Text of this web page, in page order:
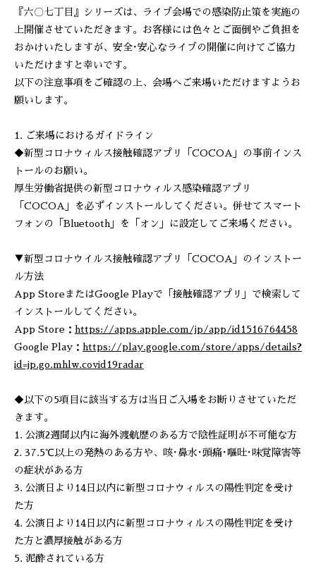
『六〇七丁目』シリーズは、ライブ会場での感染防止策を実施の
上開催させていただきます。お客様には色々とご面倒やご負担を
おかけいたしますが、安全･安心なライブの開催に向けてご協力
いただけますと幸いです。
以下の注意事項をご確認の上、会場へご来場いただけますようお
願いします。
1. ご来場におけるガイドライン
◆新型コロナウィルス接触確認アプリ「COCOA」の事前インス
トールのお願い。
厚生労働省提供の新型コロナウィルス感染確認アプリ
「COCOA」を必ずインストールしてください。併せてスマート
フォンの「Bluetooth」を「オン」に設定してご来場ください。
▼新型コロナウイルス接触確認アプリ「COCOA」のインストー
ル方法
App StoreまたはGoogle Playで「接触確認アプリ」で検索して
インストールしてください。
App Store： https://apps.apple.com/jp/app/id1516764458
Google Play： https://play.google.com/store/apps/details?
id=jp.go.mhlw.covid19radar
◆以下の5項目に該当する方は当日ご入場をお断りさせていただ
きます。
1. 公演2週間以内に海外渡航歴のある方で陰性証明が不可能な方
2. 37.5℃以上の発熱のある方や、咳･鼻水･頭痛･嘔吐･味覚障害等
の症状がある方
3. 公演日より14日以内に新型コロナウィルスの陽性判定を受け
た方
4. 公演日より14日以内に新型コロナウィルスの陽性判定を受け
た方と濃厚接触がある方
5. 泥酔されている方